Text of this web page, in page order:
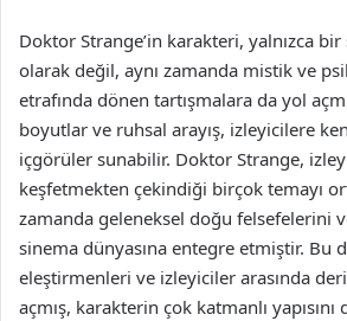
Doktor Strange’in karakteri, yalnızca
olarak değil, aynı zamanda mistik ve
etrafında dönen tartışmalara da yol
boyutlar ve ruhsal arayış, izleyicilere
içgörüler sunabilir. Doktor Strange,
keşfetmekten çekindiği birçok temayı
zamanda geleneksel doğu felsefelerini
sinema dünyasına entegre etmiştir. Bu
eleştirmenleri ve izleyiciler arasında
açmış, karakterin çok katmanlı yapısını